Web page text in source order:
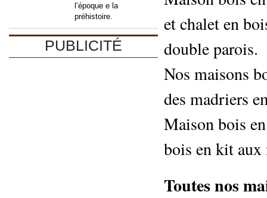
l’époque e la
préhistoire.
PUBLICITÉ
et chalet en
double parois.
Nos maisons
des madriers
Maison bois
bois en kit aux
Toutes nos